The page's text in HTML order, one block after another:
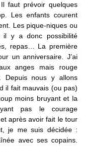
faut prévoir quelques
Les enfants courent
Les pique-niques ou
il y a donc possibilité
repas… La première
un anniversaire. J’ai
anges mais rouge
Depuis nous y allons
il fait mauvais (ou pas)
moins bruyant et la
pas le courage
après avoir fait le tour
je me suis décidée :
avec ses copains.